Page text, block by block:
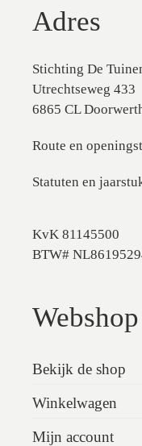
Adres
Stichting De
Utrechtseweg 433
6865 CL
Route en
Statuten en
KvK 81145500
BTW#
Webshop
Bekijk de shop
Winkelwagen
Mijn account